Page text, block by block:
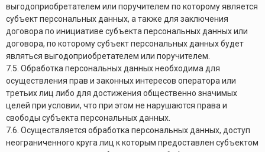
выгодоприобретателем или поручителем по которому является
субъект персональных данных, а также для заключения
договора по инициативе субъекта персональных данных или
договора, по которому субъект персональных данных будет
являться выгодоприобретателем или поручителем.
7.5. Обработка персональных данных необходима для
осуществления прав и законных интересов оператора или
третьих лиц либо для достижения общественно значимых
целей при условии, что при этом не нарушаются права и
свободы субъекта персональных данных.
7.6. Осуществляется обработка персональных данных, доступ
неограниченного круга лиц к которым предоставлен субъектом